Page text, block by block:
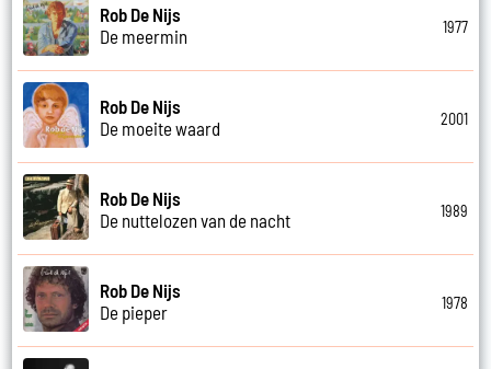
Rob De Nijs
De meermin
1977
Rob De Nijs
De moeite waard
2001
Rob De Nijs
De nuttelozen van de nacht
1989
Rob De Nijs
De pieper
1978